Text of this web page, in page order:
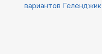
вариантов Геленджик